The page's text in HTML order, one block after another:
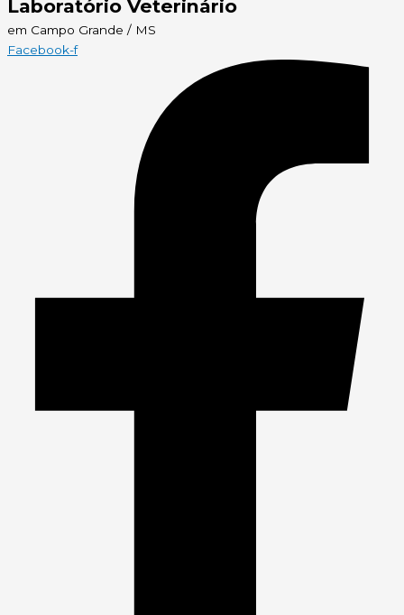
Laboratório Veterinário
em Campo Grande / MS
Facebook-f